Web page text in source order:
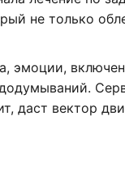
не только
эмоции,
даст вектор